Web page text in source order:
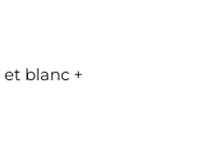
blanc +